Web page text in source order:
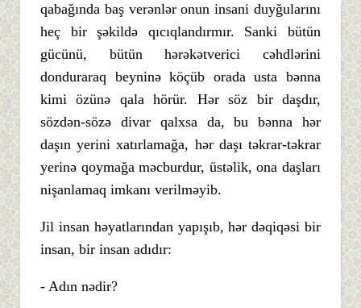
qabağında baş verənlər onun insani duyğularını
heç bir şəkildə qıcıqlandırmır. Sanki bütün
gücünü, bütün hərəkətverici cəhdlərini
donduraraq beyninə köçüb orada usta bənna
kimi özünə qala hörür. Hər söz bir daşdır,
sözdən-sözə divar qalxsa da, bu bənna hər
daşın yerini xatırlamağa, hər daşı təkrar-təkrar
yerinə qoymağa məcburdur, üstəlik, ona daşları
nişanlamaq imkanı verilməyib.
Jil insan həyatlarından yapışıb, hər dəqiqəsi bir
insan, bir insan adıdır:
- Adın nədir?